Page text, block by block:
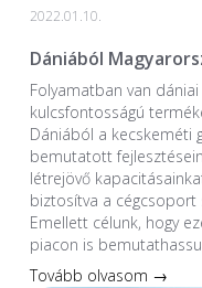
2022.01.10.
Dániából
Folyamatban van
kulcsfontosságú
Dániából a kecskeméti
bemutatott
létrejövő
biztosítva a cégcsoport
Emellett célunk, hogy
piacon is
Tovább olvasom →